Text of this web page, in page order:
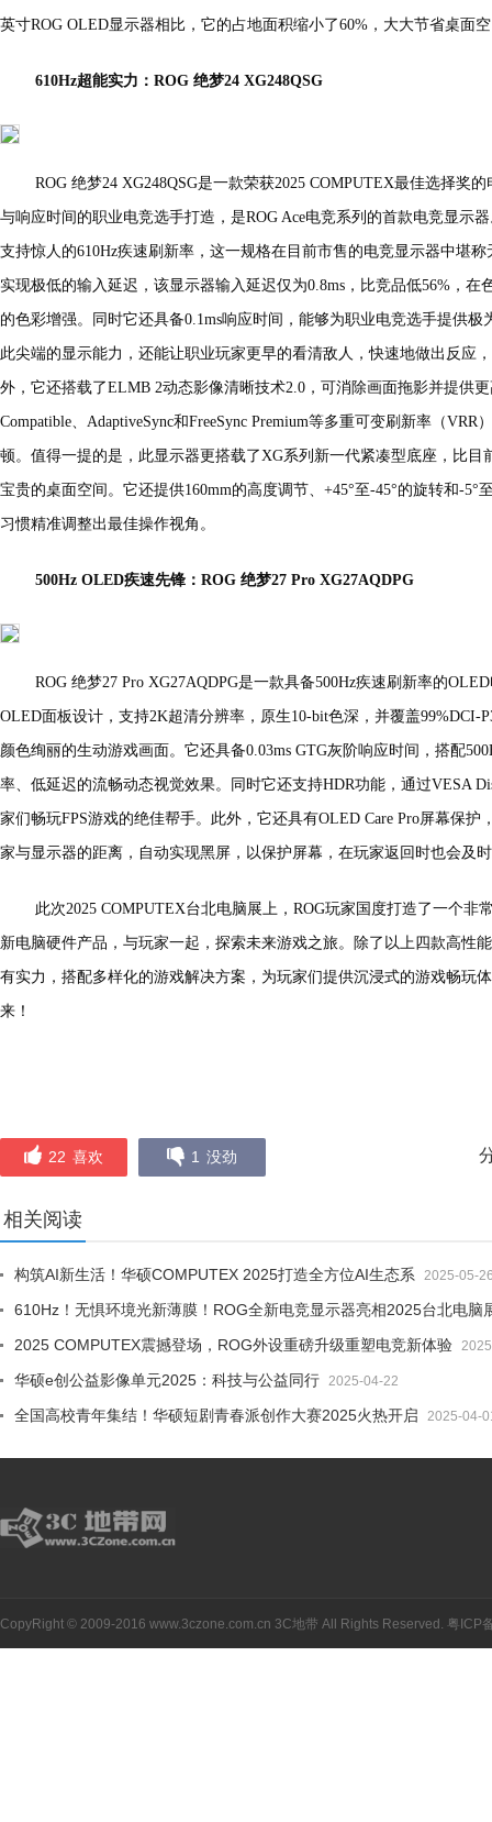
英寸ROG OLED显示器相比，它的占地面积缩小了60%，大大节省桌面
610Hz超能实力：ROG 绝梦24 XG248QSG
ROG 绝梦24 XG248QSG是一款荣获2025 COMPUTEX最佳选择奖
与响应时间的职业电竞选手打造，是ROG Ace电竞系列的首款电竞显示
支持惊人的610Hz疾速刷新率，这一规格在目前市售的电竞显示器中堪
实现极低的输入延迟，该显示器输入延迟仅为0.8ms，比竞品低56%，在
的色彩增强。同时它还具备0.1ms响应时间，能够为职业电竞选手提供
此尖端的显示能力，还能让职业玩家更早的看清敌人，快速地做出反应
外，它还搭载了ELMB 2动态影像清晰技术2.0，可消除画面拖影并提供
Compatible、AdaptiveSync和FreeSync Premium等多重可变刷新率（
顿。值得一提的是，此显示器更搭载了XG系列新一代紧凑型底座，比目
宝贵的桌面空间。它还提供160mm的高度调节、+45°至-45°的旋转和-5°
习惯精准调整出最佳操作视角。
500Hz OLED疾速先锋：ROG 绝梦27 Pro XG27AQDPG
ROG 绝梦27 Pro XG27AQDPG是一款具备500Hz疾速刷新率的
OLED面板设计，支持2K超清分辨率，原生10-bit色深，并覆盖99%DCI-
颜色绚丽的生动游戏画面。它还具备0.03ms GTG灰阶响应时间，搭配
率、低延迟的流畅动态视觉效果。同时它还支持HDR功能，通过VESA
家们畅玩FPS游戏的绝佳帮手。此外，它还具有OLED Care Pro屏幕保护
家与显示器的距离，自动实现黑屏，以保护屏幕，在玩家返回时也会及
此次2025 COMPUTEX台北电脑展上，ROG玩家国度打造了一个非
新电脑硬件产品，与玩家一起，探索未来游戏之旅。除了以上四款高性
有实力，搭配多样化的游戏解决方案，为玩家们提供沉浸式的游戏畅玩
来！
22 喜欢 1 没劲
相关阅读
构筑AI新生活！华硕COMPUTEX 2025打造全方位AI生态系 2025-05-
610Hz！无惧环境光新薄膜！ROG全新电竞显示器亮相2025台北电脑
2025 COMPUTEX震撼登场，ROG外设重磅升级重塑电竞新体验
华硕e创公益影像单元2025：科技与公益同行 2025-04-22
全国高校青年集结！华硕短剧青春派创作大赛2025火热开启 2025-04-
CopyRight © 2009-2016 www.3czone.com.cn 3C地带 All Rights Reserved. 粤ICP